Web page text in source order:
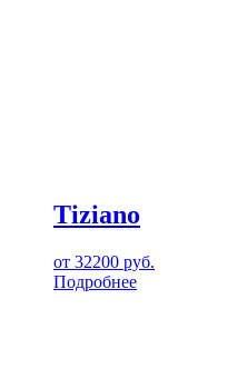
Tiziano
от 32200 руб.
Подробнее